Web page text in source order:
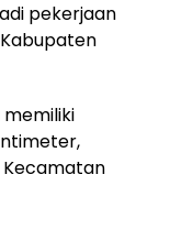
pekerjaan
memiliki
Kecamatan